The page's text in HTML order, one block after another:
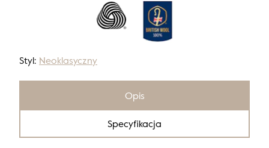
Styl: Neoklasyczny
Opis
Specyfikacja